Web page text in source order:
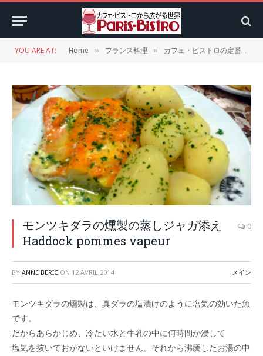
YOU ARE AT: Home » フランス料理 » カフェ・ビストロの定番メニュー
モンツキダラの燻製の蒸しジャガ添え
Haddock pommes vapeur
0
BY ANNE BERIC ON 12 AVRIL 2014 メイン
モンツキダラの燻製は、真ダラの塩漬けのように塩気の効いた魚
です。
だからあらかじめ、冷たい水と牛乳の中に何時間か浸して
塩気を抜いておかないといけません。それから沸騰したお湯の中